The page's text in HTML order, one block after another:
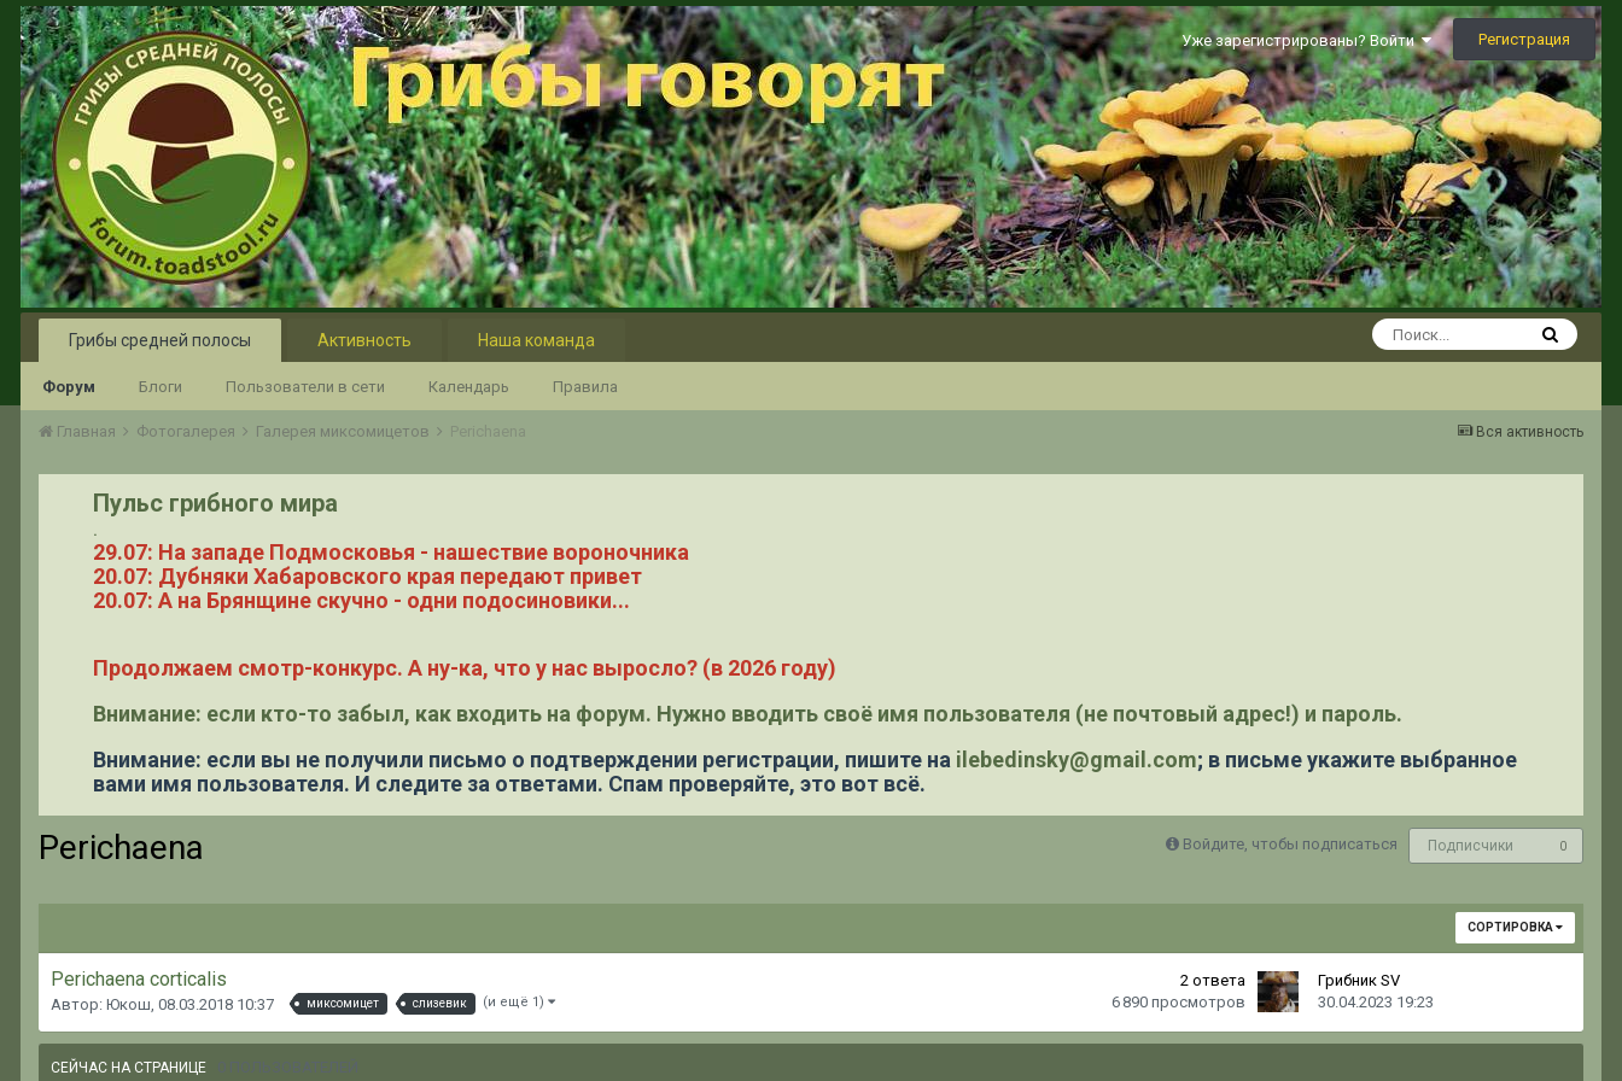
Уже зарегистрированы? Войти Регистрация
Грибы средней полосы
Форум Блоги Пользователи в сети Календарь Правила
Активность Наша команда
Вся активность
Главная Фотогалерея Галерея миксомицетов Perichaena
Пульс грибного мира
.
29.07: На западе Подмосковья - нашествие вороночника
20.07: Дубняки Хабаровского края передают привет
20.07: А на Брянщине скучно - одни подосиновики...
Продолжаем смотр-конкурс. А ну-ка, что у нас выросло? (в 2026 году)
Внимание: если кто-то забыл, как входить на форум. Нужно вводить своё имя пользователя (не почтовый адрес!) и пароль.
Внимание: если вы не получили письмо о подтверждении регистрации, пишите на ilebedinsky@gmail.com; в письме укажите выбранное
вами имя пользователя. И следите за ответами. Спам проверяйте, это вот всё.
Perichaena Войдите, чтобы подписаться Подписчики 0
СОРТИРОВКА
Perichaena corticalis
Автор: Юкош, 08.03.2018 10:37 миксомицет слизевик (и ещё 1)
2 ответа
6 890 просмотров
Грибник SV
30.04.2023 19:23
СЕЙЧАС НА СТРАНИЦЕ 0 ПОЛЬЗОВАТЕЛЕЙ